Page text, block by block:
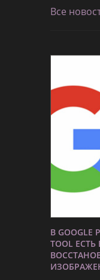
Все
В GOOGLE
TOOL